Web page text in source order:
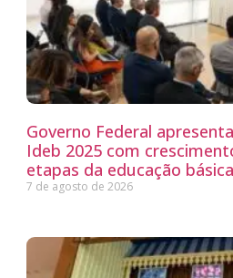
Governo Federal
Ideb 2025 com
etapas da educação básica
7 de agosto de 2026